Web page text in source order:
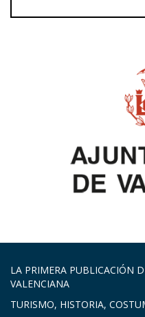
LA PRIMERA PUBLICACIÓN
VALENCIANA
TURISMO, HISTORIA,